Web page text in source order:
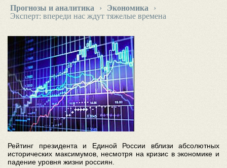
Прогнозы и аналитика › Экономика
›
Эксперт: впереди нас ждут тяжелые времена
Рейтинг президента и Единой России вблизи абсолютных
исторических максимумов, несмотря на кризис в экономике и
падение уровня жизни россиян.